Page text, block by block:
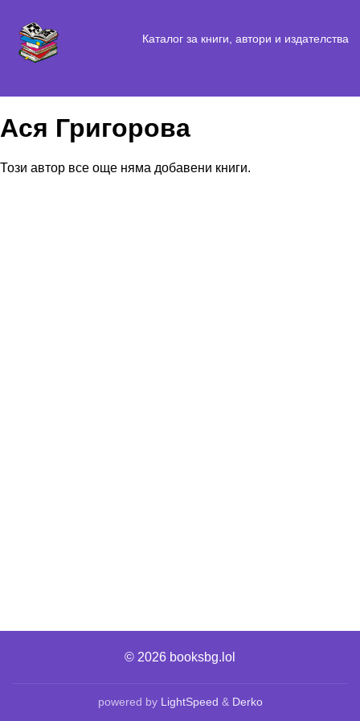
Каталог за книги, автори и издателства
Ася Григорова
Този автор все още няма добавени книги.
© 2026 booksbg.lol
powered by LightSpeed & Derko